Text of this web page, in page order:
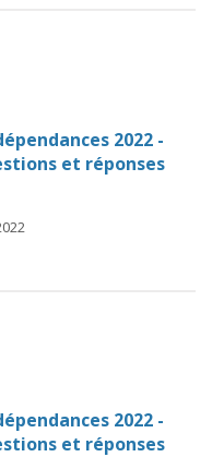
2022 -
et réponses
2022 -
et réponses